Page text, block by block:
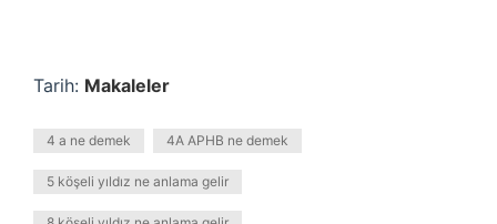
Tarih: Makaleler
4 a ne demek 4A APHB ne demek
5 köşeli yıldız ne anlama gelir